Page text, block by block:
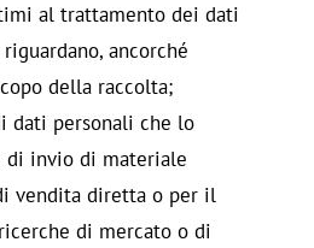
al trattamento dei dati
ancorché
della raccolta;
dati personali che lo
di invio di materiale
vendita diretta o per il
di mercato o di